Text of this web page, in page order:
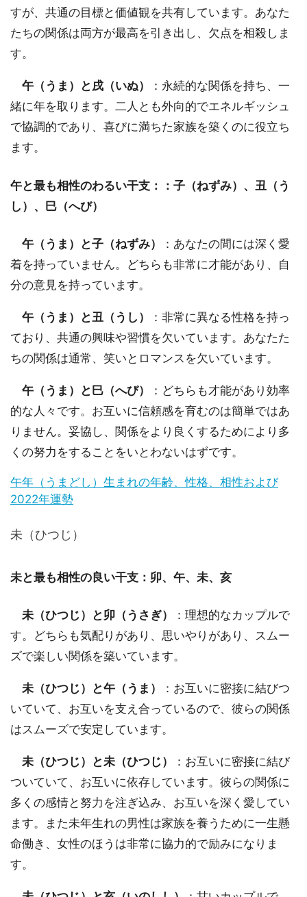
すが、共通の目標と価値観を共有しています。あなた
たちの関係は両方が最高を引き出し、欠点を相殺しま
す。
午（うま）と戌（いぬ）
：永続的な関係を持ち、一
緒に年を取ります。二人とも外向的でエネルギッシュ
で協調的であり、喜びに満ちた家族を築くのに役立ち
ます。
午と最も相性のわるい干支：：子（ねずみ）、丑（う
し）、巳（へび）
午（うま）と子（ねずみ）
：あなたの間には深く愛
着を持っていません。どちらも非常に才能があり、自
分の意見を持っています。
午（うま）と丑（うし）
：非常に異なる性格を持っ
ており、共通の興味や習慣を欠いています。あなたた
ちの関係は通常、笑いとロマンスを欠いています。
午（うま）と巳（へび）
：どちらも才能があり効率
的な人々です。お互いに信頼感を育むのは簡単ではあ
りません。妥協し、関係をより良くするためにより多
くの努力をすることをいとわないはずです。
午年（うまどし）生まれの年齢、性格、相性および
2022年運勢
未（ひつじ）
未と最も相性の良い干支：卯、午、未、亥
未（ひつじ）と卯（うさぎ）
：理想的なカップルで
す。どちらも気配りがあり、思いやりがあり、スムー
ズで楽しい関係を築いています。
未（ひつじ）と午（うま）
：お互いに密接に結びつ
いていて、お互いを支え合っているので、彼らの関係
はスムーズで安定しています。
未（ひつじ）と未（ひつじ）
：お互いに密接に結び
ついていて、お互いに依存しています。彼らの関係に
多くの感情と努力を注ぎ込み、お互いを深く愛してい
ます。また未年生れの男性は家族を養うために一生懸
命働き、女性のほうは非常に協力的で励みになりま
す。